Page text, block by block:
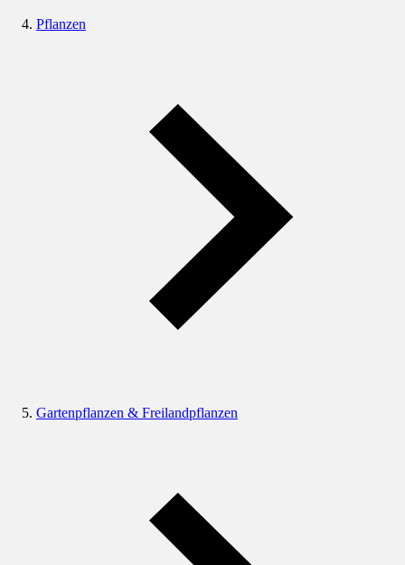
Pflanzen
Gartenpflanzen & Freilandpflanzen